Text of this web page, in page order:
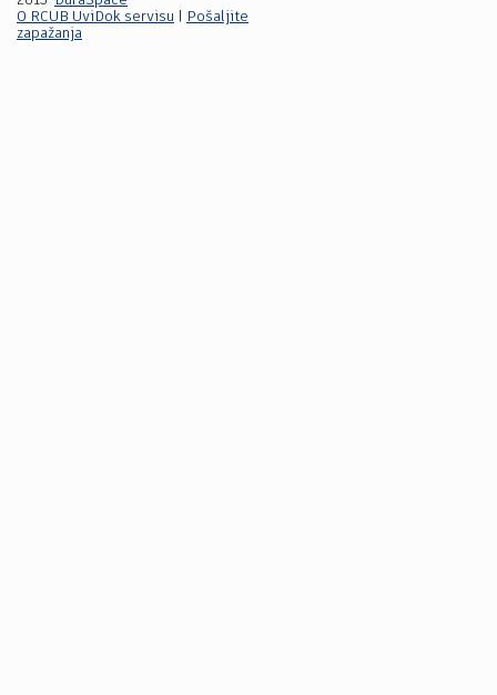
O RCUB UviDok servisu
Pošaljite
zapažanja